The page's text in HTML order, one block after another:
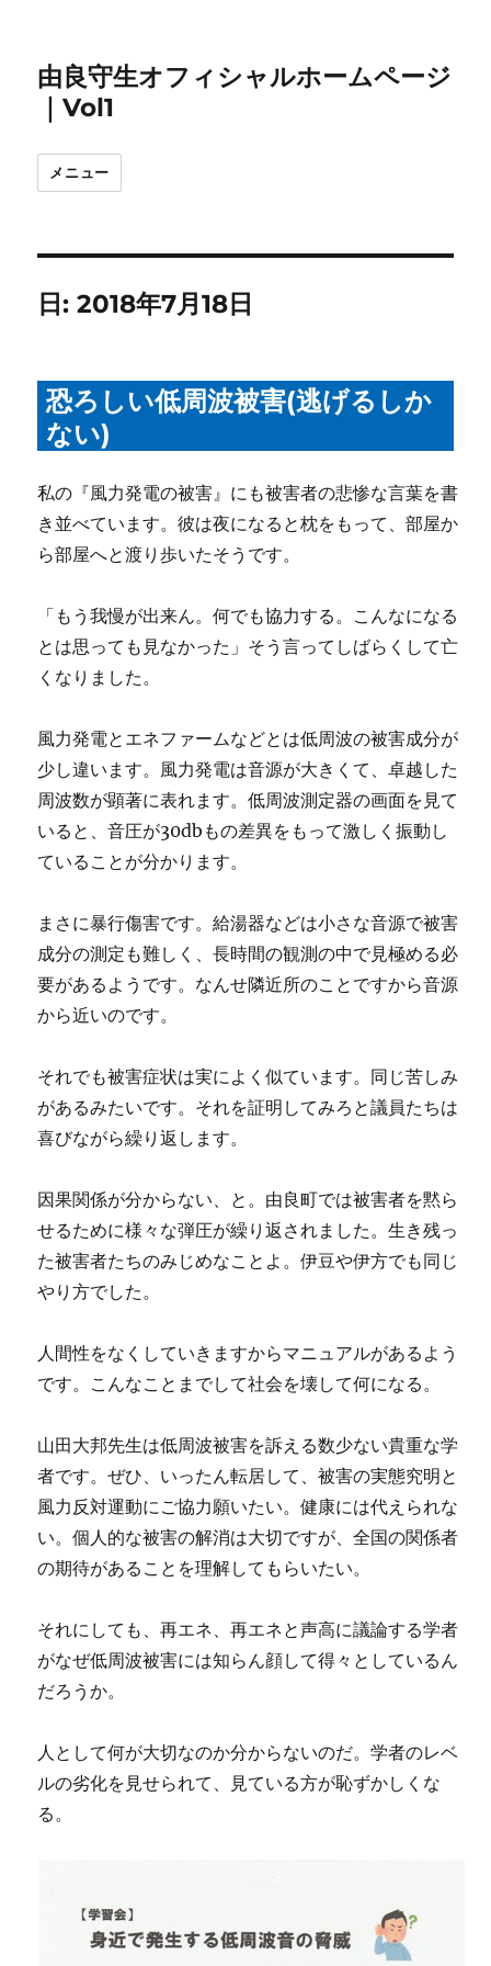
由良守生オフィシャルホームページ
｜Vol1
メニュー
日:2018年7月18日
恐ろしい低周波被害(逃げるしか
ない)
私の『風力発電の被害』にも被害者の悲惨な言葉を書
き並べています。彼は夜になると枕をもって、部屋か
ら部屋へと渡り歩いたそうです。
「もう我慢が出来ん。何でも協力する。こんなになる
とは思っても見なかった」そう言ってしばらくして亡
くなりました。
風力発電とエネファームなどとは低周波の被害成分が
少し違います。風力発電は音源が大きくて、卓越した
周波数が顕著に表れます。低周波測定器の画面を見て
いると、音圧が30dbもの差異をもって激しく振動し
ていることが分かります。
まさに暴行傷害です。給湯器などは小さな音源で被害
成分の測定も難しく、長時間の観測の中で見極める必
要があるようです。なんせ隣近所のことですから音源
から近いのです。
それでも被害症状は実によく似ています。同じ苦しみ
があるみたいです。それを証明してみろと議員たちは
喜びながら繰り返します。
因果関係が分からない、と。由良町では被害者を黙ら
せるために様々な弾圧が繰り返されました。生き残っ
た被害者たちのみじめなことよ。伊豆や伊方でも同じ
やり方でした。
人間性をなくしていきますからマニュアルがあるよう
です。こんなことまでして社会を壊して何になる。
山田大邦先生は低周波被害を訴える数少ない貴重な学
者です。ぜひ、いったん転居して、被害の実態究明と
風力反対運動にご協力願いたい。健康には代えられな
い。個人的な被害の解消は大切ですが、全国の関係者
の期待があることを理解してもらいたい。
それにしても、再エネ、再エネと声高に議論する学者
がなぜ低周波被害には知らん顔して得々としているん
だろうか。
人として何が大切なのか分からないのだ。学者のレベ
ルの劣化を見せられて、見ている方が恥ずかしくな
る。